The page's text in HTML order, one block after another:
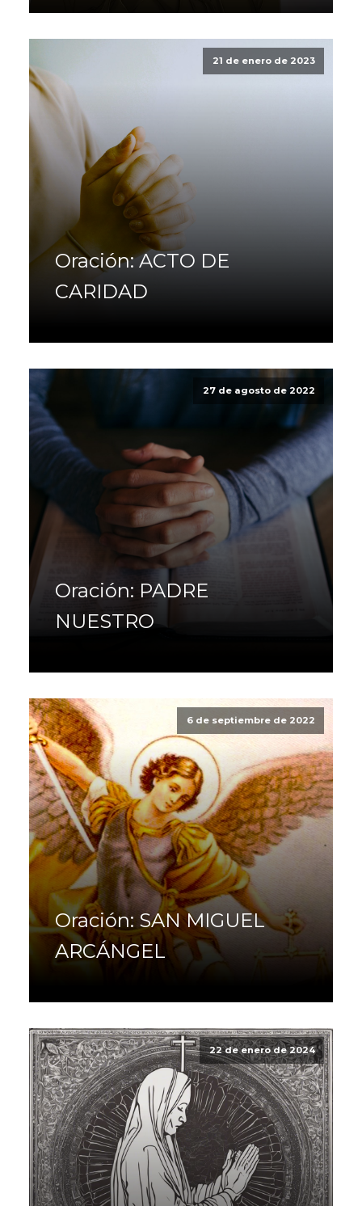
21 de enero de 2023
Oración: ACTO DE
CARIDAD
27 de agosto de 2022
Oración: PADRE
NUESTRO
6 de septiembre de 2022
Oración: SAN MIGUEL
ARCÁNGEL
22 de enero de 2024